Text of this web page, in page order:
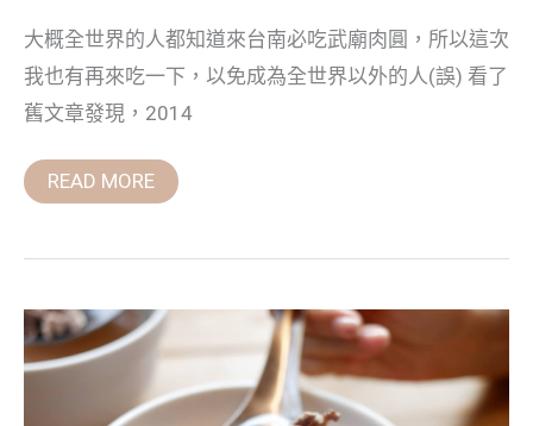
大概全世界的人都知道來台南必吃武廟肉圓，所以這次
我也有再來吃一下，以免成為全世界以外的人(誤) 看了
舊文章發現，2014
加
芥
茉
配
著
吃
READ MORE
台
南
美
食,